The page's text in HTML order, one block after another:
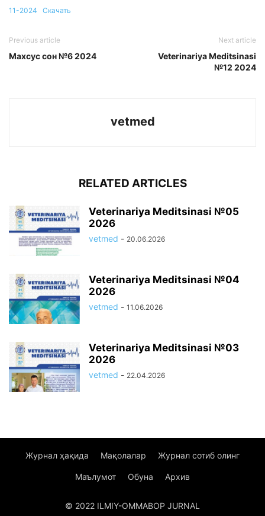
11-2024 Скачать
Previous article
Mахсус сон №6 2024
Next article
Veterinariya Meditsinasi
№12 2024
vetmed
RELATED ARTICLES
Veterinariya Meditsinasi №05
2026
vetmed - 20.06.2026
Veterinariya Meditsinasi №04
2026
vetmed - 11.06.2026
Veterinariya Meditsinasi №03
2026
vetmed - 22.04.2026
Журнал ҳақида Мақолалар Журнал сотиб олинг
Маълумот Обуна Архив
© 2022 ILMIY-OMMABOP JURNAL